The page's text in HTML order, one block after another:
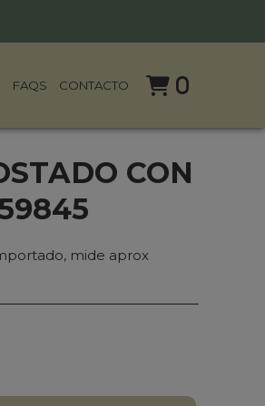
FAQS CONTACTO 0
CON
mide aprox